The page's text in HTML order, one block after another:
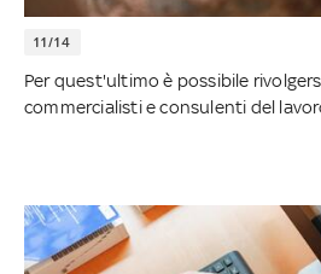
11/14
Per quest'ultimo è possibile
commercialisti e consulenti del